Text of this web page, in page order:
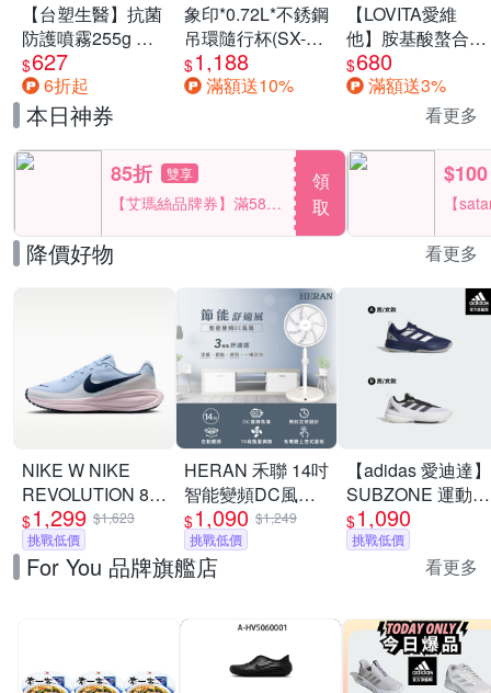
【台塑生醫】抗菌
防護噴霧255g 三
入組
$627
6折起
象印*0.72L*不銹鋼
吊環隨行杯(SX-
LA72H)
$1,188
滿額送10%
【LOVITA愛維
他】胺基酸螯合鋅
x2瓶30mg素食錠
(鋅錠)
$680
滿額送3%
本日神券 看更多
85折 雙享
【艾瑪絲品牌券】滿580
領
取
$100
【
降價好物 看更多
NIKE W NIKE
REVOLUTION 8
女 跑步鞋
HJ8485400
$1,299 $1,623
挑戰低價
HERAN 禾聯 14吋
智能變頻DC風扇
HDF-14WT760
[限時優惠]
$1,090 $1,249
挑戰低價
【adidas 愛迪達】
SUBZONE 運動鞋
高機能籃球鞋 男鞋
(多款任選)
$1,090
挑戰低價
For You 品牌旗艦店 看更多